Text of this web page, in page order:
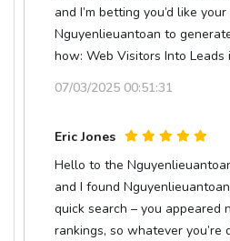
and I’m betting you’d like
Nguyenlieuantoan to
how: Web Visitors Into
07/03/2025 00:51:31
Eric Jones
Hello to the
and I found
quick search – you appeared
rankings, so whatever you’re